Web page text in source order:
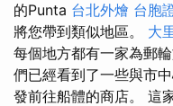
的Punta 台北外燴 台胞
將您帶到類似地區。 大
每個地方都有一家為郵
們已經看到了一些與市
發前往船體的商店。 這